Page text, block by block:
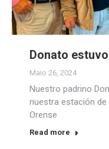
Donato
Maio 26, 2024
Nuestro padrino
nuestra estación de
Orense
Read more